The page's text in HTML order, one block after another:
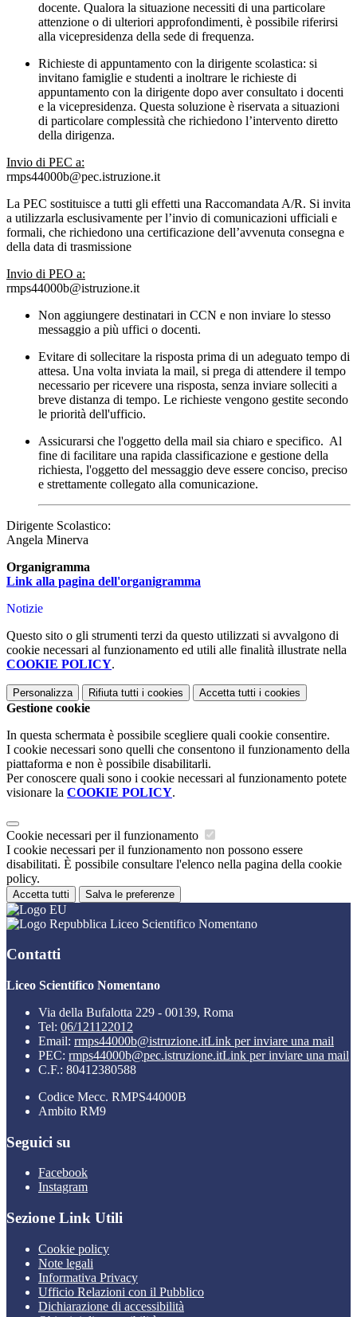
docente. Qualora la situazione necessiti di una particolare
attenzione o di ulteriori approfondimenti, è possibile riferirsi
alla vicepresidenza della sede di frequenza.
Richieste di appuntamento con la dirigente scolastica: si
invitano famiglie e studenti a inoltrare le richieste di
appuntamento con la dirigente dopo aver consultato i docenti
e la vicepresidenza. Questa soluzione è riservata a situazioni
di particolare complessità che richiedono l’intervento diretto
della dirigenza.
Invio di PEC a:
rmps44000b@pec.istruzione.it
La PEC sostituisce a tutti gli effetti una Raccomandata A/R. Si invita
a utilizzarla esclusivamente per l’invio di comunicazioni ufficiali e
formali, che richiedono una certificazione dell’avvenuta consegna e
della data di trasmissione
Invio di PEO a:
rmps44000b@istruzione.it
Non aggiungere destinatari in CCN e non inviare lo stesso
messaggio a più uffici o docenti.
Evitare di sollecitare la risposta prima di un adeguato tempo di
attesa. Una volta inviata la mail, si prega di attendere il tempo
necessario per ricevere una risposta, senza inviare solleciti a
breve distanza di tempo. Le richieste vengono gestite secondo
le priorità dell'ufficio.
Assicurarsi che l'oggetto della mail sia chiaro e specifico. Al
fine di facilitare una rapida classificazione e gestione della
richiesta, l'oggetto del messaggio deve essere conciso, preciso
e strettamente collegato alla comunicazione.
Dirigente Scolastico:
Angela Minerva
Organigramma
Link alla pagina dell'organigramma
Notizie
Questo sito o gli strumenti terzi da questo utilizzati si avvalgono di
cookie necessari al funzionamento ed utili alle finalità illustrate nella
COOKIE POLICY.
Personalizza Rifiuta tutti i cookies Accetta tutti i cookies
Gestione cookie
In questa schermata è possibile scegliere quali cookie consentire.
I cookie necessari sono quelli che consentono il funzionamento della
piattaforma e non è possibile disabilitarli.
Per conoscere quali sono i cookie necessari al funzionamento potete
visionare la COOKIE POLICY.
Cookie necessari per il funzionamento
I cookie necessari per il funzionamento non possono essere
disabilitati. È possibile consultare l'elenco nella pagina della cookie
policy.
Accetta tutti Salva le preferenze
Liceo Scientifico Nomentano
Contatti
Liceo Scientifico Nomentano
Via della Bufalotta 229 - 00139, Roma
Tel: 06/121122012
Email: rmps44000b@istruzione.itLink per inviare una mail
PEC: rmps44000b@pec.istruzione.itLink per inviare una mail
C.F.: 80412380588
Codice Mecc. RMPS44000B
Ambito RM9
Seguici su
Facebook
Instagram
Sezione Link Utili
Cookie policy
Note legali
Informativa Privacy
Ufficio Relazioni con il Pubblico
Dichiarazione di accessibilità